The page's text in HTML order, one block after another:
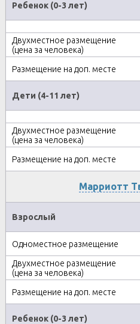
Ребенок (0-3 лет)
Дети (4-11 лет)
Марриотт
Взрослый
Ребенок (0-3 лет)